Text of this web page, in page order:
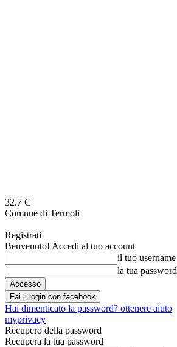
32.7 C
Comune di Termoli
Registrati
Benvenuto! Accedi al tuo account
il tuo username
la tua password
Fai il login con facebook
Hai dimenticato la password? ottenere aiuto
myprivacy
Recupero della password
Recupera la tua password